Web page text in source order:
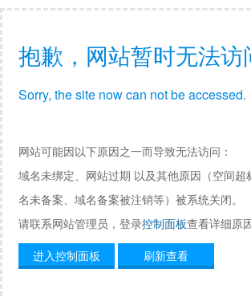
抱歉，网站暂时无法访
Sorry, the site now can not be accessed.
网站可能因以下原因之一而导致无法访问：
域名未绑定、网站过期 以及其他原因（空间超
名未备案、域名备案被注销等）被系统关闭。
请联系网站管理员，登录控制面板查看详细原因
进入控制面板
刷新查看